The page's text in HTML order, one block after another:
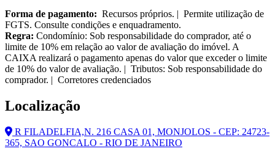
Forma de pagamento: Recursos próprios. | Permite utilização de
FGTS. Consulte condições e enquadramento.
Regra: Condomínio: Sob responsabilidade do comprador, até o
limite de 10% em relação ao valor de avaliação do imóvel. A
CAIXA realizará o pagamento apenas do valor que exceder o limite
de 10% do valor de avaliação. | Tributos: Sob responsabilidade do
comprador. | Corretores credenciados
Localização
R FILADELFIA,N. 216 CASA 01, MONJOLOS - CEP: 24723-
365, SAO GONCALO - RIO DE JANEIRO